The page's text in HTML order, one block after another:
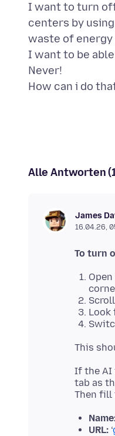
I want to turn
centers by
waste of energy
I want to be
Never!
Alle Antworten
James
16.04.26,
To turn
Look
If the AI
tab as
URL: ‘